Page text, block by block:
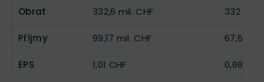
Obrat 332,6 mil. CHF 332 mil.
Příjmy 99,17 mil. CHF 67,69
EPS 1,01 CHF 0,69 CHF